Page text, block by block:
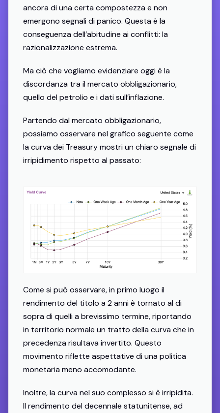
ancora di una certa compostezza e non
emergono segnali di panico. Questa è la
conseguenza dell’abitudine ai conflitti: la
razionalizzazione estrema.
Ma ciò che vogliamo evidenziare oggi è la
discordanza tra il mercato obbligazionario,
quello del petrolio e i dati sull’inflazione.
Partendo dal mercato obbligazionario,
possiamo osservare nel grafico seguente come
la curva dei Treasury mostri un chiaro segnale di
irripidimento rispetto al passato:
Come si può osservare, in primo luogo il
rendimento del titolo a 2 anni è tornato al di
sopra di quelli a brevissimo termine, riportando
in territorio normale un tratto della curva che in
precedenza risultava invertito. Questo
movimento riflette aspettative di una politica
monetaria meno accomodante.
Inoltre, la curva nel suo complesso si è irripidita.
Il rendimento del decennale statunitense, ad